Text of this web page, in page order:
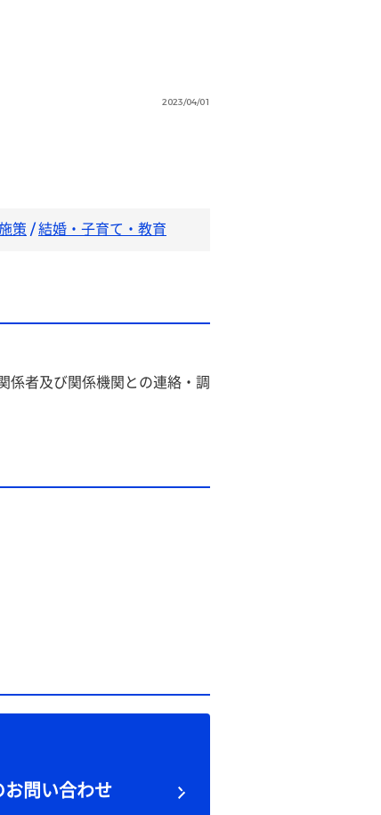
2023/04/01
策 /結婚・子育て・教育
係者及び関係機関との連絡・調
問い合わせ